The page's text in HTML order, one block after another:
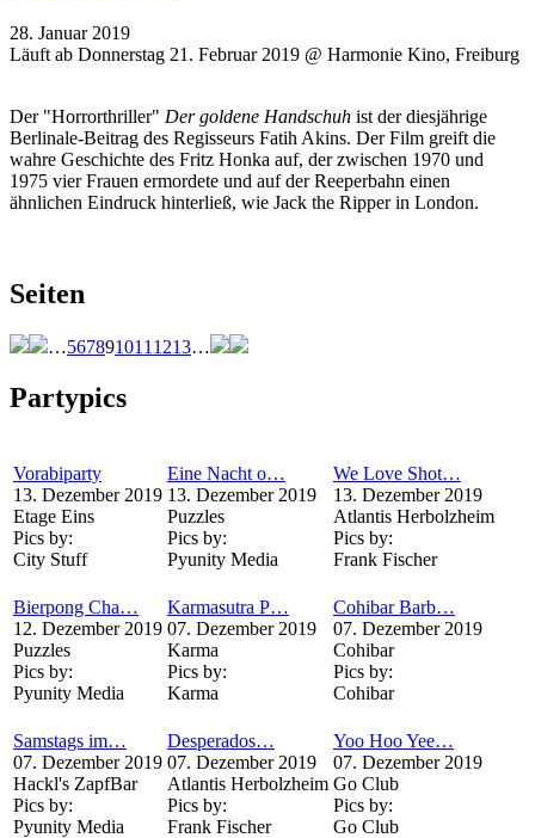
28. Januar 2019
Läuft ab Donnerstag 21. Februar 2019 @ Harmonie Kino, Freiburg
Der "Horrorthriller" Der goldene Handschuh ist der diesjährige
Berlinale-Beitrag des Regisseurs Fatih Akins. Der Film greift die
wahre Geschichte des Fritz Honka auf, der zwischen 1970 und
1975 vier Frauen ermordete und auf der Reeperbahn einen
ähnlichen Eindruck hinterließ, wie Jack the Ripper in London.
Seiten
…567891011 1213…
Partypics
Vorabiparty
13. Dezember 2019
Etage Eins
Pics by:
City Stuff
Eine Nacht o…
13. Dezember 2019
Puzzles
Pics by:
Pyunity Media
We Love Shot…
13. Dezember 2019
Atlantis Herbolzheim
Pics by:
Frank Fischer
Bierpong Cha…
12. Dezember 2019
Puzzles
Pics by:
Pyunity Media
Karmasutra P…
07. Dezember 2019
Karma
Pics by:
Karma
Cohibar Barb…
07. Dezember 2019
Cohibar
Pics by:
Cohibar
Samstags im…
07. Dezember 2019
Hackl's ZapfBar
Pics by:
Pyunity Media
Desperados…
07. Dezember 2019
Atlantis Herbolzheim
Pics by:
Frank Fischer
Yoo Hoo Yee…
07. Dezember 2019
Go Club
Pics by:
Go Club